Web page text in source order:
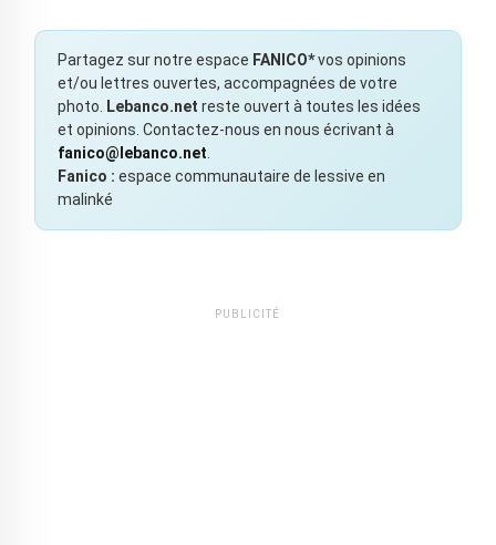
Partagez sur notre espace FANICO*vos opinions
et/ou lettres ouvertes, accompagnées de votre
photo.
Lebanco.net reste ouvert à toutes les idées
et opinions. Contactez-nous en nous écrivant à
fanico@lebanco.net
Fanico : espace communautaire de lessive en
malinké
PUBLICITÉ